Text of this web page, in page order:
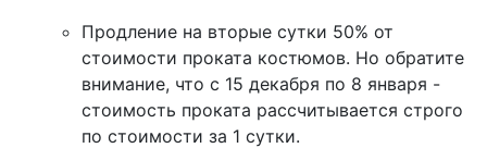
Продление на вторые сутки 50% от
стоимости проката костюмов. Но обратите
внимание, что с 15 декабря по 8 января -
стоимость проката рассчитывается строго
по стоимости за 1 сутки.